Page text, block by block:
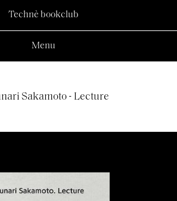
Technè bookclub
Menu
Sakamoto - Lecture